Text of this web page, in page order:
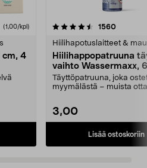
(1,00/kpl)
cm, 4
1560
Hiilihapotuslaitteet &
Hiilihappopatruuna
vaihto Wassermaxx,
Täyttöpatruuna, joka
myymälästä – muista
3,00
Lisää ostoskoriin
4.5viidestä